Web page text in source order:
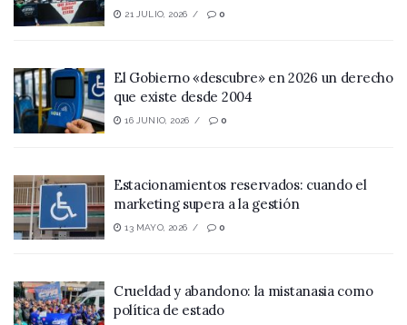
21 JULIO, 2026 0
El Gobierno «descubre» en 2026 un derecho
que existe desde 2004
16 JUNIO, 2026 0
Estacionamientos reservados: cuando el
marketing supera a la gestión
13 MAYO, 2026 0
Crueldad y abandono: la mistanasia como
política de estado